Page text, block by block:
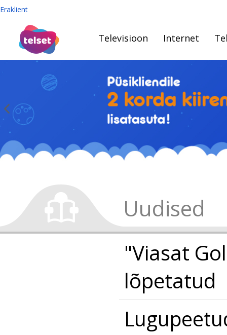
Eraklient
Televisioon Internet
Uudised
"Viasat
lõpetatud